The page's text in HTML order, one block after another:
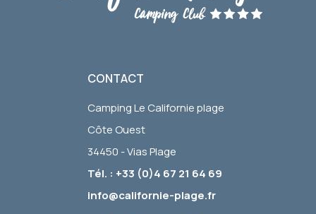
CONTACT
Camping Le Californie plage
Côte Ouest
34450 - Vias Plage
Tél. : +33 (0)4 67 21 64 69
info@californie-plage.fr